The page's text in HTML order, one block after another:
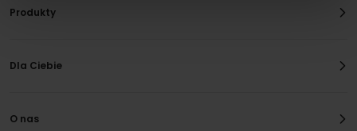
Produkty
Dla Ciebie
O nas